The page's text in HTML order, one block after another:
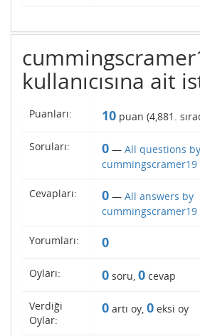
kullanıcısına ait
Puanları: 10 puan (4,881 .
Soruları: 0 — All questions by
cummingscramer19
Cevapları: 0 — All answers by
cummingscramer19
Yorumları: 0
Oyları: 0 soru, 0 cevap
Verdiği
Oylar:
0 artı oy, 0 eksi oy